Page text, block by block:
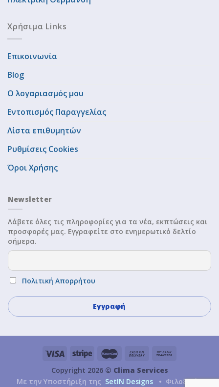
Χρήσιμα Links
Επικοινωνία
Blog
Ο λογαριασμός μου
Εντοπισμός Παραγγελίας
Λίστα επιθυμητών
Ρυθμίσεις Cookies
Όροι Χρήσης
Newsletter
Λάβετε όλες τις πληροφορίες για τα νέα, εκπτώσεις και
προσφορές μας. Εγγραφείτε στο ενημερωτικό δελτίο
σήμερα.
Πολιτική Απορρήτου
Copyright 2026 © Clima Services
Με την Υποστήριξη της SetIN Designs • Φιλοξενία